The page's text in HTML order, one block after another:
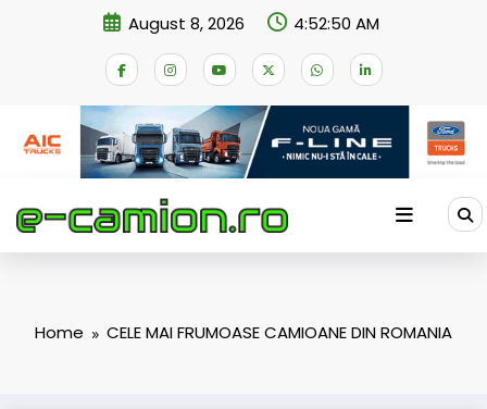
August 8, 2026 4:52:51 AM
Home CELE MAI FRUMOASE CAMIOANE DIN ROMANIA